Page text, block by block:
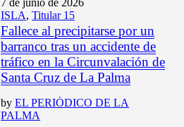
7 de junio de 2026
ISLA,Titular 15
Fallece al precipitarse por un
barranco tras un accidente de
tráfico en la Circunvalación de
Santa Cruz de La Palma
byEL PERIÓDICO DE LA
PALMA